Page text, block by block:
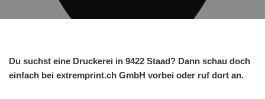
Du suchst eine Druckerei in 9422 Staad? Dann schau doch
einfach bei extremprint.ch GmbH vorbei oder ruf dort an.